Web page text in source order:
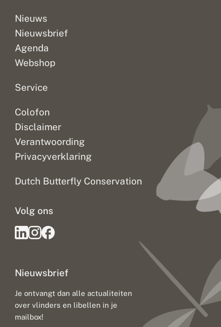
Nieuws
Nieuwsbrief
Agenda
Webshop
Service
Colofon
Disclaimer
Verantwoording
Privacyverklaring
Dutch Butterfly Conservation
Nieuwsbrief
Je ontvangt dan alle actualiteiten
over vlinders en libellen in je
mailbox!
Volg ons